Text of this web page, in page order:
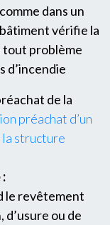
dans un
vérifie la
tout problème
d’incendie
de la
préachat d’un
structure
le revêtement
ou de